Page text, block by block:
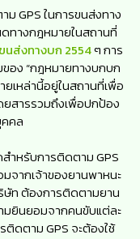
GPS ในการขนส่งทาง
ทางกฎหมายในสถานที่
นส่งทางบก 2554ๆ การ
อง “กฎหมายทางบกบก
หล่านี้อยู่ในสถานที่เพื่อ
สารรวมถึงเพื่อปกป้อง
คล
หรับการติดตาม GPS
จากเจ้าของยานพาหนะ
ษัท ต้องการติดตามยาน
มยินยอมจากคนขับแต่ละ
ดตาม GPS จะต้องใช้